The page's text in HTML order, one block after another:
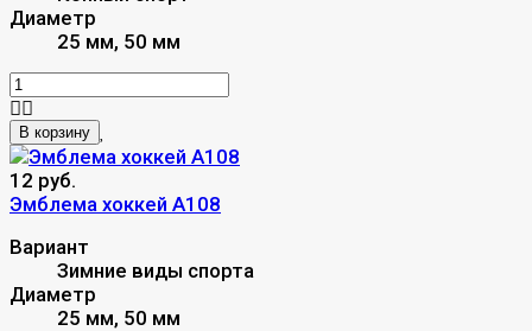
Диаметр
25 мм, 50 мм
В корзину
12 руб.
Эмблема хоккей A108
Вариант
Зимние виды спорта
Диаметр
25 мм, 50 мм